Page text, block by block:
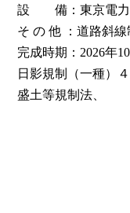
設 備：東京電力
そ の 他 ：道路斜
完成時期：2026年
日影規制（一種）
盛土等規制法、